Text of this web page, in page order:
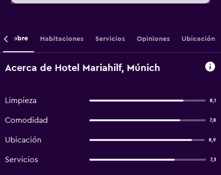
Sobre Habitaciones Servicios Opiniones Ubicación
Acerca de Hotel Mariahilf, Múnich
Limpieza 8,1
Comodidad 7,8
Ubicación 8,9
Servicios 7,3